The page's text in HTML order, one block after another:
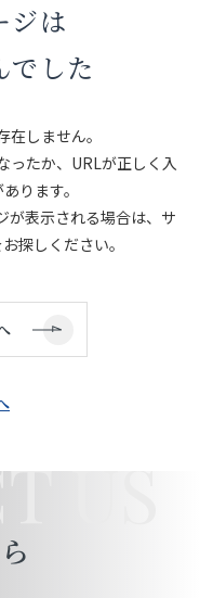
ジは
でした
しません。
ったか、URLが正しく入
ります。
が表示される場合は、サ
探しください。
US